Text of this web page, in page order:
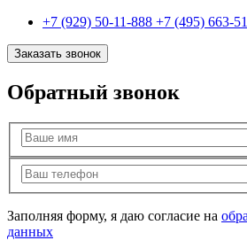
+7 (929) 50-11-888 +7 (495) 663-
Заказать звонок
Обратный звонок
Заполняя форму, я даю согласие на
данных